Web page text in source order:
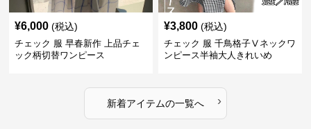
¥6,000 (税込)
チェック 服 早春新作 上品チェ
ック柄切替ワンピース
¥3,800 (税込)
チェック 服 千鳥格子Ⅴネックワ
ンピース半袖大人きれいめ
新着アイテムの一覧へ ›